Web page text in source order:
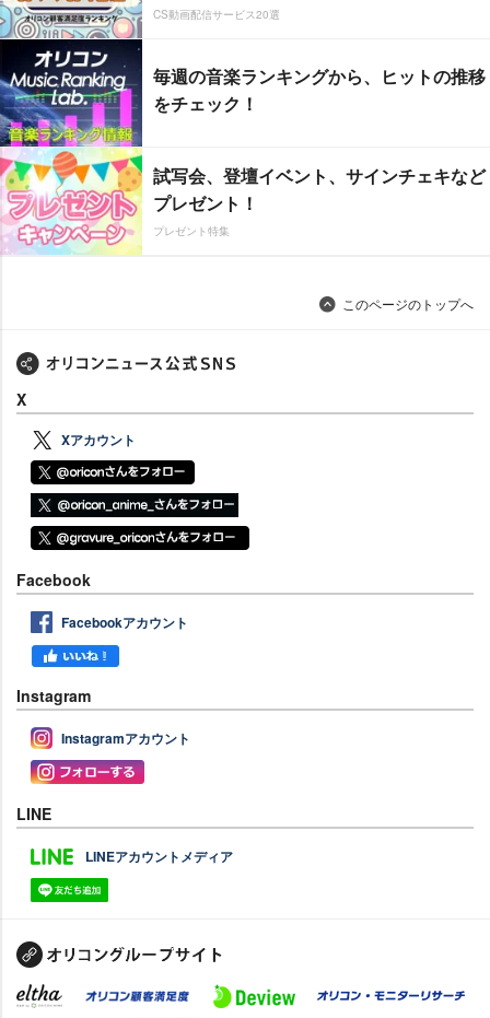
CS動画配信サービス20選
毎週の音楽ランキングから、ヒットの推移
をチェック！
試写会、登壇イベント、サインチェキなど
プレゼント！
プレゼント特集
このページのトップへ
X
Xアカウント
Facebook
Facebookアカウント
Instagram
Instagramアカウント
LINE
LINEアカウントメディア